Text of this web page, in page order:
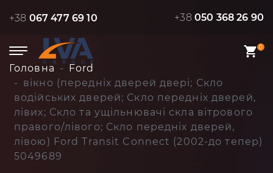
+38 067 477 69 10 +38 050 368 26 90
0
Головна
Ford
вікно (передніх дверей двері; Скло
водійських дверей; Скло передніх дверей,
лівих; Скло та ущільнювачі скла вітрового
правого/лівого; Скло передніх дверей,
лівою) Ford Transit Connect (2002-до тепер)
5049689